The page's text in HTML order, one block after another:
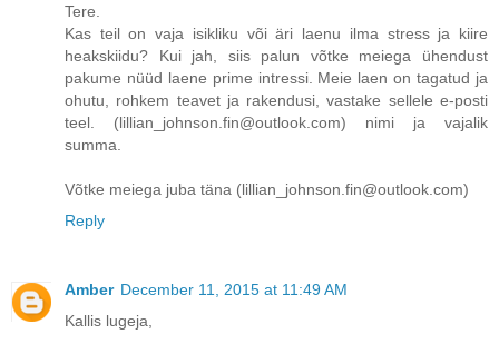
Tere.
Kas teil on vaja isikliku või äri laenu ilma stress ja kiire
heakskiidu? Kui jah, siis palun võtke meiega ühendust
pakume nüüd laene prime intressi. Meie laen on tagatud ja
ohutu, rohkem teavet ja rakendusi, vastake sellele e-posti
teel. (lillian_johnson.fin@outlook.com) nimi ja vajalik
summa.
Võtke meiega juba täna (lillian_johnson.fin@outlook.com)
Reply
Amber December 11, 2015 at 11:49 AM
Kallis lugeja,